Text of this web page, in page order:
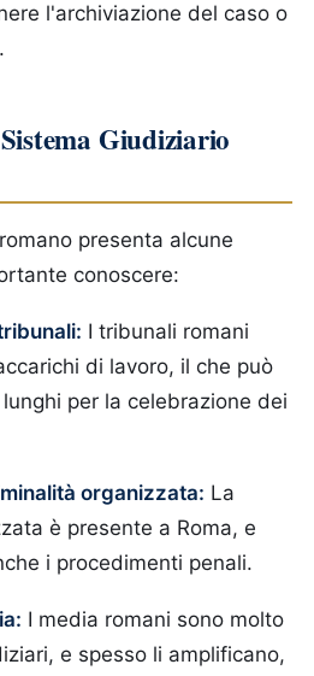
l'archiviazione del caso o
Giudiziario
presenta alcune
conoscere:
I tribunali romani
di lavoro, il che può
per la celebrazione dei
organizzata: La
è presente a Roma, e
i procedimenti penali.
I media romani sono molto
e spesso li amplificano,